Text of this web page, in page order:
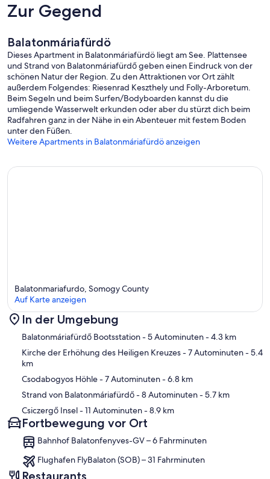
Zur Gegend
Balatonmáriafürdö
Dieses Apartment in Balatonmáriafürdö liegt am See. Plattensee
und Strand von Balatonmáriafürdő geben einen Eindruck von der
schönen Natur der Region. Zu den Attraktionen vor Ort zählt
außerdem Folgendes: Riesenrad Keszthely und Folly-Arboretum.
Beim Segeln und beim Surfen/Bodyboarden kannst du die
umliegende Wasserwelt erkunden oder aber du stürzt dich beim
Radfahren ganz in der Nähe in ein Abenteuer mit festem Boden
unter den Füßen.
Weitere Apartments in Balatonmáriafürdö anzeigen
Karte
Balatonmariafurdo, Somogy County
Auf Karte anzeigen
In der Umgebung
Balatonmáriafürdő Bootsstation- 5 Autominuten- 4.3 km
Kirche der Erhöhung des Heiligen Kreuzes- 7 Autominuten- 5.4
km
Csodabogyos Höhle- 7 Autominuten- 6.8 km
Strand von Balatonmáriafürdő- 8 Autominuten- 5.7 km
Csiczergő Insel- 11 Autominuten- 8.9 km
Fortbewegung vor Ort
Bahnhof Balatonfenyves-GV – 6 Fahrminuten
Flughafen FlyBalaton (SOB) – 31 Fahrminuten
Restaurants